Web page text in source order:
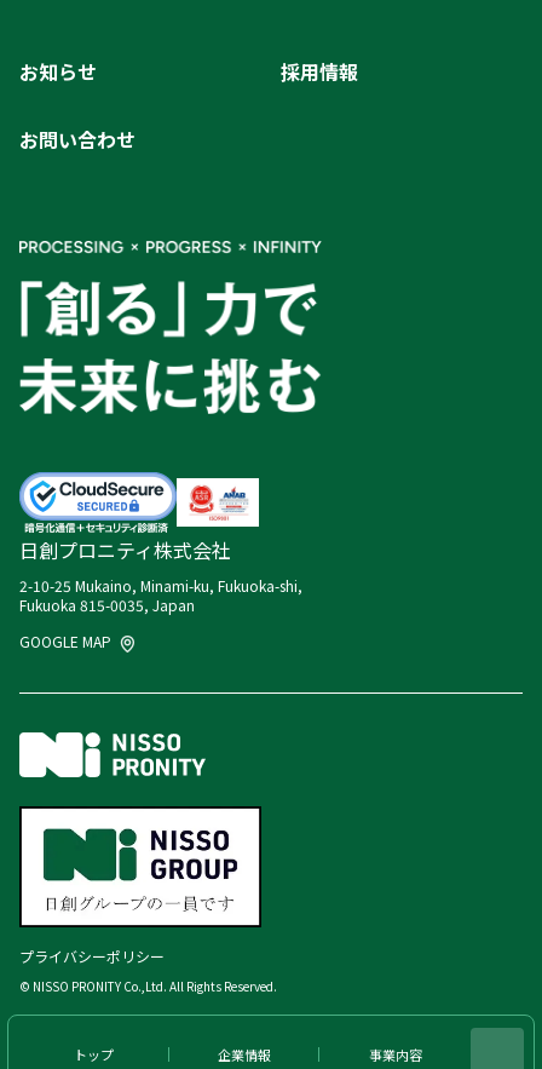
お知らせ
お問い合わせ
採用情報
日創プロニティ株式会社
2-10-25 Mukaino, Minami-ku, Fukuoka-shi,
Fukuoka 815-0035, Japan
GOOGLE MAP
プライバシーポリシー
© NISSO PRONITY Co.,Ltd. All Rights Reserved.
トップ 企業情報 事業内容